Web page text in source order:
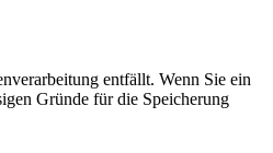
entfällt. Wenn Sie ein
Gründe für die Speicherung